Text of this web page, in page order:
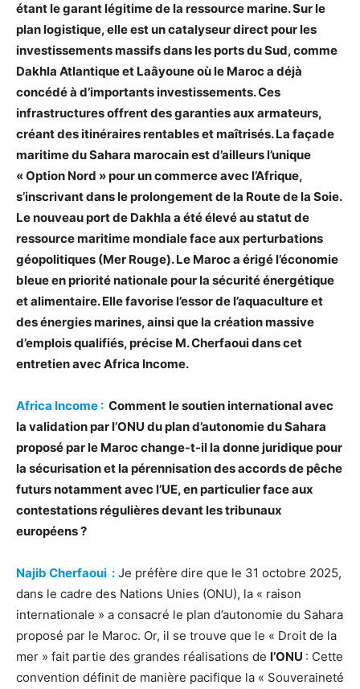
étant le garant légitime de la ressource marine. Sur le
plan logistique, elle est un catalyseur direct pour les
investissements massifs dans les ports du Sud, comme
Dakhla Atlantique et Laâyoune où le Maroc a déjà
concédé à d’importants investissements. Ces
infrastructures offrent des garanties aux armateurs,
créant des itinéraires rentables et maîtrisés. La façade
maritime du Sahara marocain est d’ailleurs l’unique
« Option Nord » pour un commerce avec l’Afrique,
s’inscrivant dans le prolongement de la Route de la Soie.
Le nouveau port de Dakhla a été élevé au statut de
ressource maritime mondiale face aux perturbations
géopolitiques (Mer Rouge). Le Maroc a érigé l’économie
bleue en priorité nationale pour la sécurité énergétique
et alimentaire. Elle favorise l’essor de l’aquaculture et
des énergies marines, ainsi que la création massive
d’emplois qualifiés, précise M. Cherfaoui dans cet
entretien avec Africa Income.
Africa Income : Comment le soutien international avec
la validation par l’ONU du plan d’autonomie du Sahara
proposé par le Maroc change-t-il la donne juridique pour
la sécurisation et la pérennisation des accords de pêche
futurs notamment avec l’UE, en particulier face aux
contestations régulières devant les tribunaux
européens ?
Najib Cherfaoui : Je préfère dire que le 31 octobre 2025,
dans le cadre des Nations Unies (ONU), la « raison
internationale » a consacré le plan d’autonomie du Sahara
proposé par le Maroc. Or, il se trouve que le « Droit de la
mer » fait partie des grandes réalisations de l’ONU : Cette
convention définit de manière pacifique la « Souveraineté